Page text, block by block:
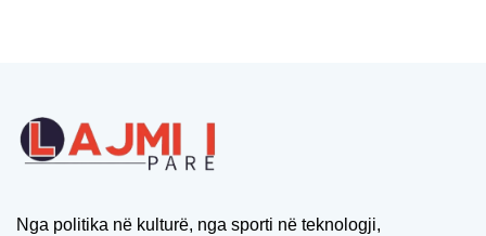
Nga politika në kulturë, nga sporti në teknologji,